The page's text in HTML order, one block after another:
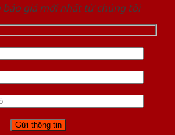
báo giá mới nhất từ chúng tôi